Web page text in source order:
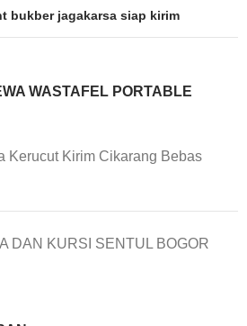
bukber jagakarsa siap kirim
WASTAFEL PORTABLE
Kerucut Kirim Cikarang Bebas
DAN KURSI SENTUL BOGOR